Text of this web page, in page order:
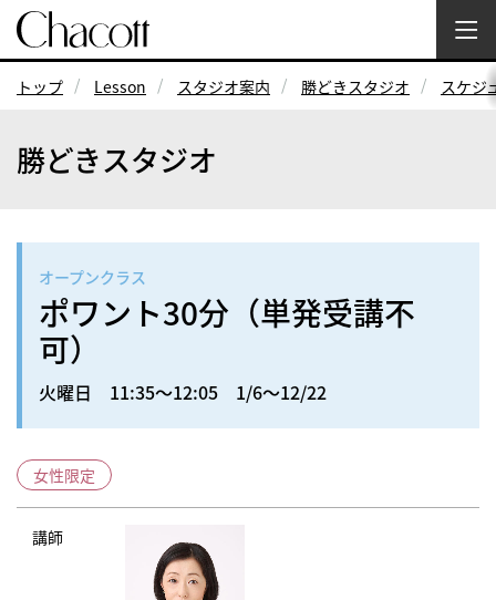
トップ Lesson スタジオ案内 勝どきスタジオ スケジ
勝どきスタジオ
オープンクラス
ポワント30分（単発受講不
可）
火曜日 11:35～12:05 1/6～12/22
女性限定
講師